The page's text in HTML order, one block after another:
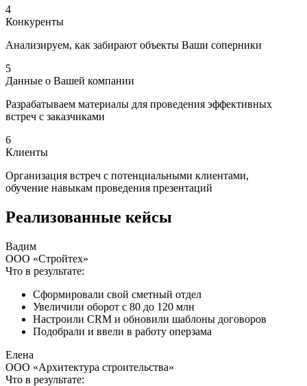
4
Конкуренты
Анализируем, как забирают объекты Ваши соперники
5
Данные о Вашей компании
Разрабатываем материалы для проведения эффективных
встреч с заказчиками
6
Клиенты
Организация встреч с потенциальными клиентами,
обучение навыкам проведения презентаций
Реализованные кейсы
Вадим
ООО «Стройтех»
Что в результате:
Сформировали свой сметный отдел
Увеличили оборот с 80 до 120 млн
Настроили CRM и обновили шаблоны договоров
Подобрали и ввели в работу оперзама
Елена
ООО «Архитектура строительства»
Что в результате: